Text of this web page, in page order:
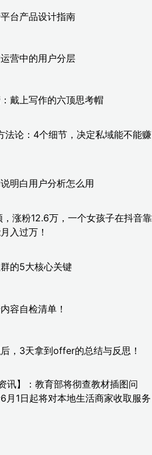
台产品设计指南
营中的用户分层
戴上写作的六顶思考帽
法论：4个细节，决定私域能不能赚
明白用户分析怎么用
涨粉12.6万，一个女孩子在抖音靠
入过万！
的5大核心关键
容自检清单！
，3天拿到offer的总结与反思！
讯】：教育部将彻查教材插图问
月1日起将对本地生活商家收取服务